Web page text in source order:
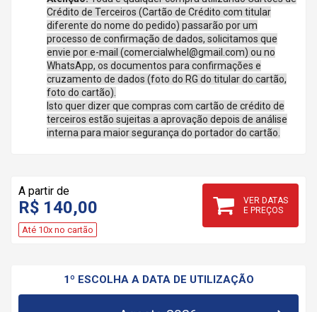
Crédito de Terceiros (Cartão de Crédito com titular
diferente do nome do pedido) passarão por um
processo de confirmação de dados, solicitamos que
envie por e-mail (comercialwhel@gmail.com) ou no
WhatsApp, os documentos para confirmações e
cruzamento de dados (foto do RG do titular do cartão,
foto do cartão).
Isto quer dizer que compras com cartão de crédito de
terceiros estão sujeitas a aprovação depois de análise
interna para maior segurança do portador do cartão.
A partir de
R$ 140,00
Até 10x no cartão
VER DATAS
E PREÇOS
1º ESCOLHA A DATA DE UTILIZAÇÃO